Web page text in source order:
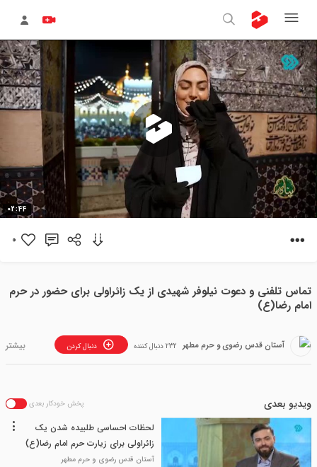
پخش
02:44
0
تماس تلفنی و دعوت نیلوفر شهیدی از یک زائراولی برای حضور در حرم
امام رضا(ع)
آستان قدس رضوی و حرم مطهر دنبال کردن 232 دنبال کننده
ویدیو بعدی پخش خودکار بعدی
لحظات احساسی طلبیده شدن یک
زائراولی برای زیارت حرم امام رضا(ع)
آستان قدس رضوی و حرم مطهر